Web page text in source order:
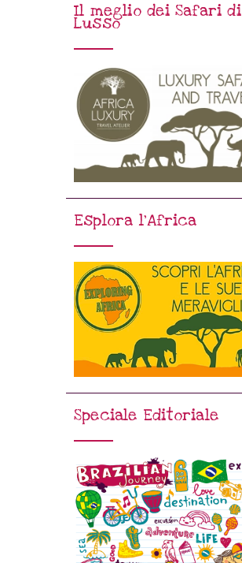
Il meglio dei Safari di
Lusso
Esplora l’Africa
Speciale Editoriale